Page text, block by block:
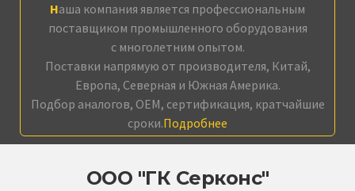
Наша компания является профессиональным
поставщиком промышленного оборудования
с многолетним опытом.
Поставки напрямую от производителя, Китай,
Европа, Северная и Южная Америка.
Подбор аналогов, OEM, сертификация, кратчайшие
сроки.Подробнее
ООО "ГК Серконс"